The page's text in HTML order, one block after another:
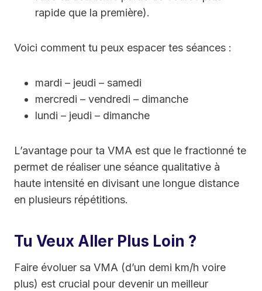
rapide que la première).
Voici comment tu peux espacer tes séances :
mardi – jeudi – samedi
mercredi – vendredi – dimanche
lundi – jeudi – dimanche
L’avantage pour ta VMA est que le fractionné te
permet de réaliser une séance qualitative à
haute intensité en divisant une longue distance
en plusieurs répétitions.
Tu Veux Aller Plus Loin ?
Faire évoluer sa VMA (d’un demi km/h voire
plus) est crucial pour devenir un meilleur